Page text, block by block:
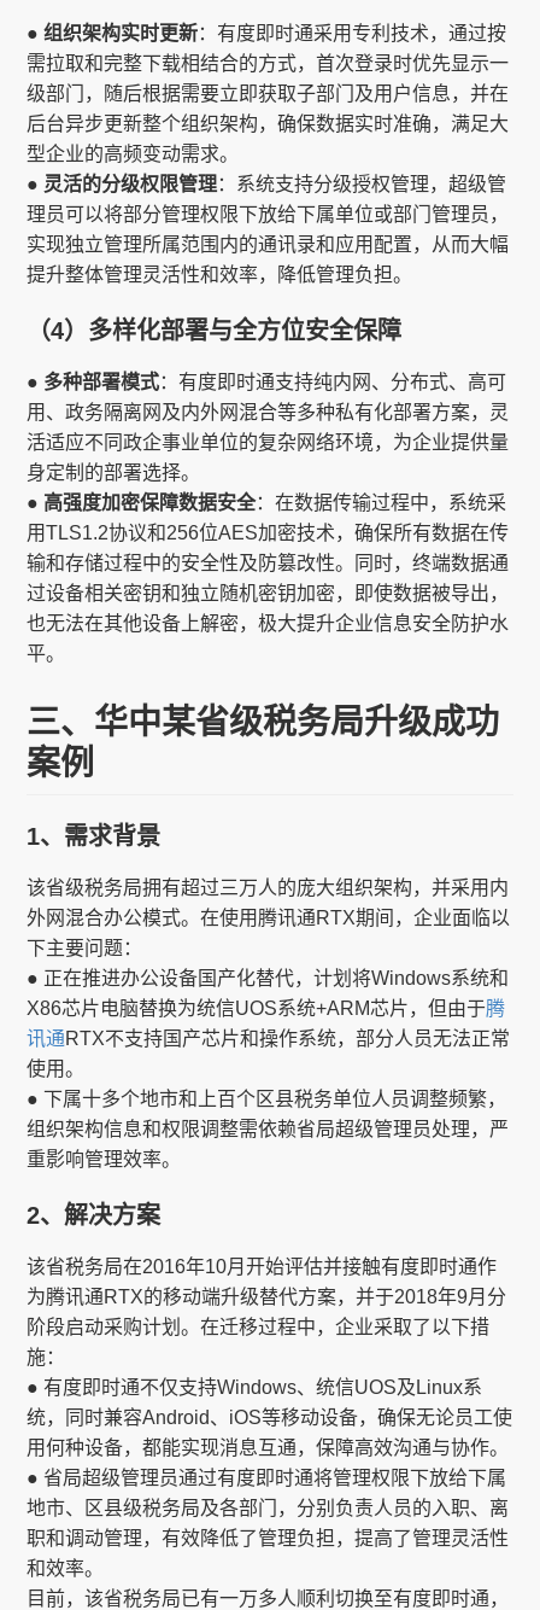
● 组织架构实时更新：有度即时通采用专利技术，通过按
需拉取和完整下载相结合的方式，首次登录时优先显示一
级部门，随后根据需要立即获取子部门及用户信息，并在
后台异步更新整个组织架构，确保数据实时准确，满足大
型企业的高频变动需求。
● 灵活的分级权限管理：系统支持分级授权管理，超级管
理员可以将部分管理权限下放给下属单位或部门管理员，
实现独立管理所属范围内的通讯录和应用配置，从而大幅
提升整体管理灵活性和效率，降低管理负担。
（4）多样化部署与全方位安全保障
● 多种部署模式：有度即时通支持纯内网、分布式、高可
用、政务隔离网及内外网混合等多种私有化部署方案，灵
活适应不同政企事业单位的复杂网络环境，为企业提供量
身定制的部署选择。
● 高强度加密保障数据安全：在数据传输过程中，系统采
用TLS1.2协议和256位AES加密技术，确保所有数据在传
输和存储过程中的安全性及防篡改性。同时，终端数据通
过设备相关密钥和独立随机密钥加密，即使数据被导出，
也无法在其他设备上解密，极大提升企业信息安全防护水
平。
三、华中某省级税务局升级成功
案例
1、需求背景
该省级税务局拥有超过三万人的庞大组织架构，并采用内
外网混合办公模式。在使用腾讯通RTX期间，企业面临以
下主要问题：
● 正在推进办公设备国产化替代，计划将Windows系统和
X86芯片电脑替换为统信UOS系统+ARM芯片，但由于腾
讯通RTX不支持国产芯片和操作系统，部分人员无法正常
使用。
● 下属十多个地市和上百个区县税务单位人员调整频繁，
组织架构信息和权限调整需依赖省局超级管理员处理，严
重影响管理效率。
2、解决方案
该省税务局在2016年10月开始评估并接触有度即时通作
为腾讯通RTX的移动端升级替代方案，并于2018年9月分
阶段启动采购计划。在迁移过程中，企业采取了以下措
施：
● 有度即时通不仅支持Windows、统信UOS及Linux系
统，同时兼容Android、iOS等移动设备，确保无论员工使
用何种设备，都能实现消息互通，保障高效沟通与协作。
● 省局超级管理员通过有度即时通将管理权限下放给下属
地市、区县级税务局及各部门，分别负责人员的入职、离
职和调动管理，有效降低了管理负担，提高了管理灵活性
和效率。
目前，该省税务局已有一万多人顺利切换至有度即时通，